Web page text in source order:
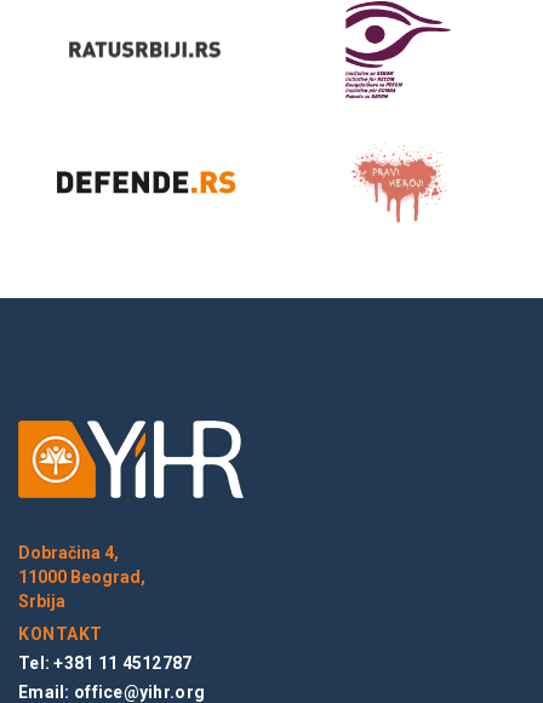
Dobračina 4,
11000 Beograd,
Srbija
KONTAKT
Tel: +381 11 4512787
Email: office@yihr.org